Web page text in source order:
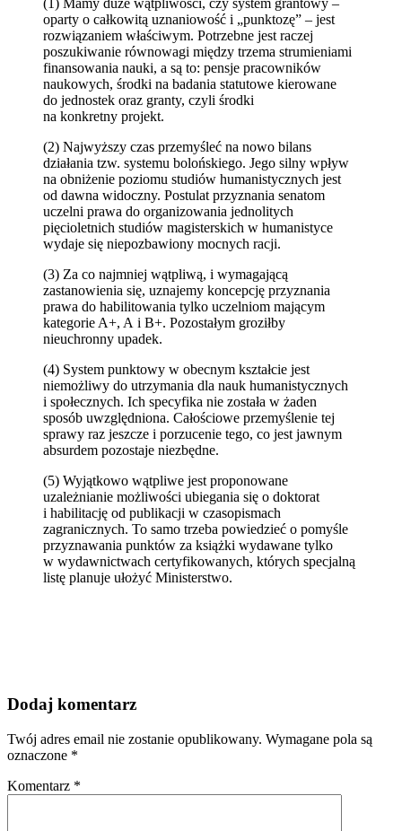
(1) Mamy duże wątpliwości, czy system grantowy –
oparty o całkowitą uznaniowość i „punktozę” – jest
rozwiązaniem właściwym. Potrzebne jest raczej
poszukiwanie równowagi między trzema strumieniami
finansowania nauki, a są to: pensje pracowników
naukowych, środki na badania statutowe kierowane
do jednostek oraz granty, czyli środki
na konkretny projekt.
(2) Najwyższy czas przemyśleć na nowo bilans
działania tzw. systemu bolońskiego. Jego silny wpływ
na obniżenie poziomu studiów humanistycznych jest
od dawna widoczny. Postulat przyznania senatom
uczelni prawa do organizowania jednolitych
pięcioletnich studiów magisterskich w humanistyce
wydaje się niepozbawiony mocnych racji.
(3) Za co najmniej wątpliwą, i wymagającą
zastanowienia się, uznajemy koncepcję przyznania
prawa do habilitowania tylko uczelniom mającym
kategorie A+, A i B+. Pozostałym groziłby
nieuchronny upadek.
(4) System punktowy w obecnym kształcie jest
niemożliwy do utrzymania dla nauk humanistycznych
i społecznych. Ich specyfika nie została w żaden
sposób uwzględniona. Całościowe przemyślenie tej
sprawy raz jeszcze i porzucenie tego, co jest jawnym
absurdem pozostaje niezbędne.
(5) Wyjątkowo wątpliwe jest proponowane
uzależnianie możliwości ubiegania się o doktorat
i habilitację od publikacji w czasopismach
zagranicznych. To samo trzeba powiedzieć o pomyśle
przyznawania punktów za książki wydawane tylko
w wydawnictwach certyfikowanych, których specjalną
listę planuje ułożyć Ministerstwo.
Dodaj komentarz
Twój adres email nie zostanie opublikowany. Wymagane pola są
oznaczone *
Komentarz *